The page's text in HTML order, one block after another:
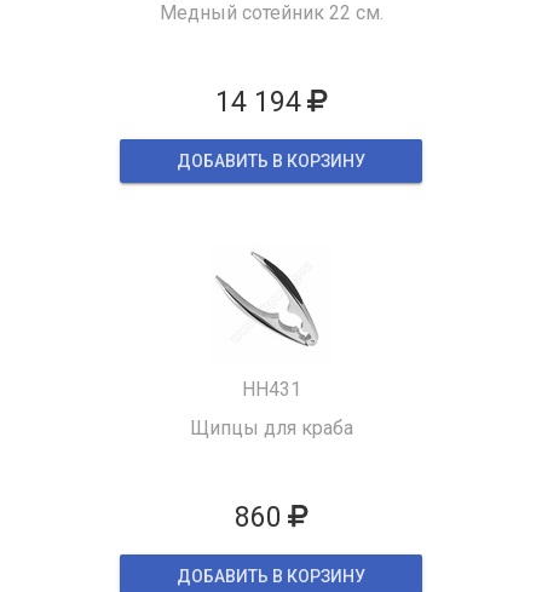
Медный сотейник 22 см.
14 194
ДОБАВИТЬ В КОРЗИНУ
HH431
Щипцы для краба
860
ДОБАВИТЬ В КОРЗИНУ